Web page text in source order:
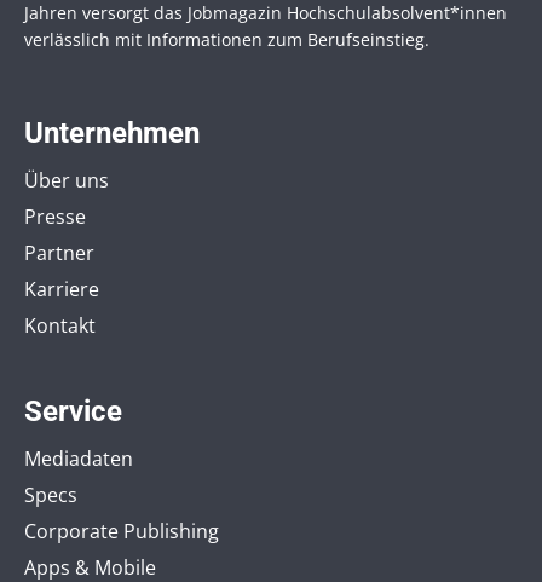
Jahren versorgt das Jobmagazin Hochschul­absolvent*innen
verlässlich mit Informationen zum Berufseinstieg.
Unternehmen
Über uns
Presse
Partner
Karriere
Kontakt
Service
Mediadaten
Specs
Corporate Publishing
Apps & Mobile